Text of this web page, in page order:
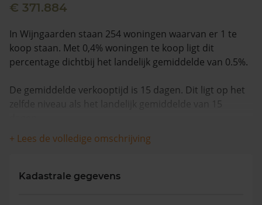
€ 371.884
In Wijngaarden staan 254 woningen waarvan er 1 te
koop staan. Met 0,4% woningen te koop ligt dit
percentage dichtbij het landelijk gemiddelde van 0.5%.
De gemiddelde verkooptijd is 15 dagen. Dit ligt op het
zelfde niveau als het landelijk gemiddelde van 15
De gemiddelde huizenprijs is €529.000. De gemiddelde
de gemiddelde woningwaarde met 9,6% gestegen.
+ Lees de volledige omschrijving
Kadastrale gegevens